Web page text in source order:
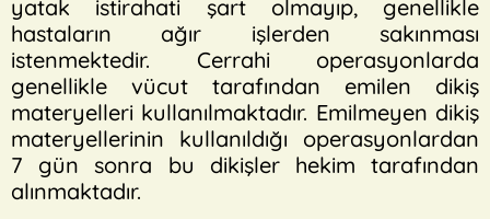
yatak istirahati şart olmayıp, genellikle
hastaların ağır işlerden sakınması
istenmektedir. Cerrahi operasyonlarda
genellikle vücut tarafından emilen dikiş
materyelleri kullanılmaktadır. Emilmeyen dikiş
materyellerinin kullanıldığı operasyonlardan
7 gün sonra bu dikişler hekim tarafından
alınmaktadır.